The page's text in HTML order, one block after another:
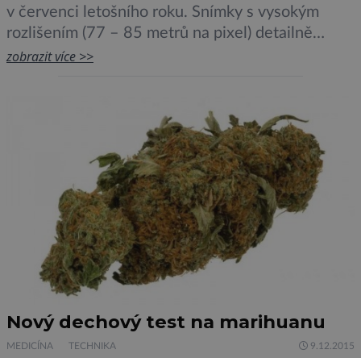
v červenci letošního roku. Snímky s vysokým
rozlišením (77 – 85 metrů na pixel) detailně
zachycují struktury velikosti menší než domovní
ledovcové oblasti. První z ostrých snímků
zachycují ledové pláně nacházející se asi […]
zobrazit více >>
Nový dechový test na marihuanu
MEDICÍNA TECHNIKA 9.12.2015